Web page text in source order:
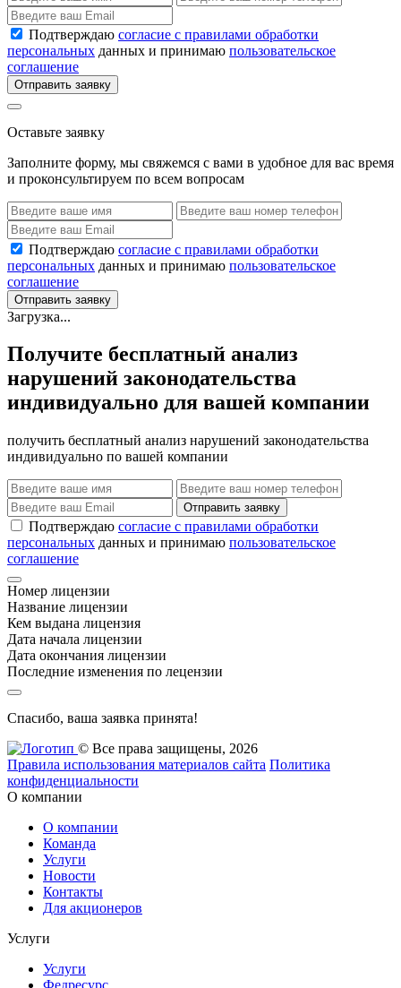
Подтверждаю согласие с правилами обработки
персональных данных и принимаю пользовательское
соглашение
Отправить заявку
Оставьте заявку
Заполните форму, мы свяжемся с вами в удобное для вас время
и проконсультируем по всем вопросам
Подтверждаю согласие с правилами обработки
персональных данных и принимаю пользовательское
соглашение
Отправить заявку
Загрузка...
Получите бесплатный анализ
нарушений законодательства
индивидуально для вашей компании
получить бесплатный анализ нарушений законодательства
индивидуально по вашей компании
Отправить заявку
Подтверждаю согласие с правилами обработки
персональных данных и принимаю пользовательское
соглашение
Номер лицензии
Название лицензии
Кем выдана лицензия
Дата начала лицензии
Дата окончания лицензии
Последние изменения по лецензии
Спасибо, ваша заявка принята!
© Все права защищены, 2026
Правила использования материалов сайта Политика
конфиденциальности
О компании
О компании
Команда
Услуги
Новости
Контакты
Для акционеров
Услуги
Услуги